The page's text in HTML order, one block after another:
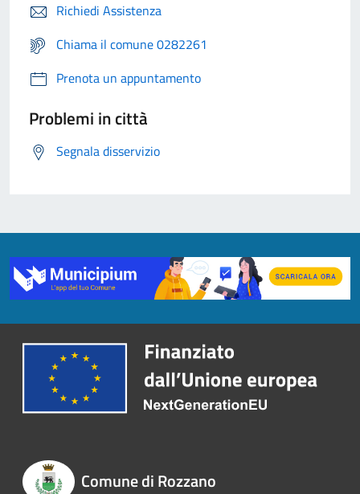
Richiedi Assistenza
Chiama il comune 0282261
Prenota un appuntamento
Problemi in città
Segnala disservizio
Comune di Rozzano